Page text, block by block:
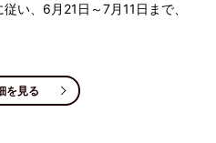
い、6月21日～7月11日まで、
を見る